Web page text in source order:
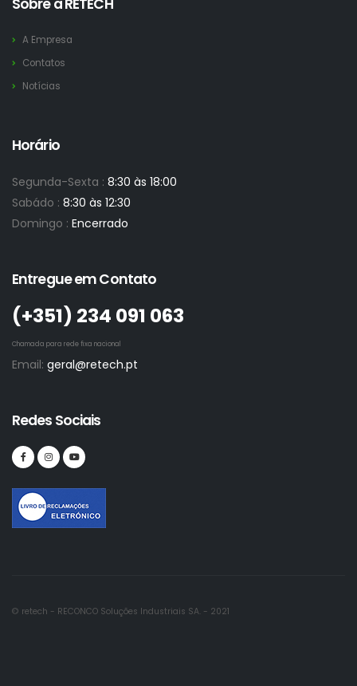
A Empresa
Contatos
Notícias
Horário
Segunda-Sexta : 8:30 às 18:00
Sabádo : 8:30 às 12:30
Domingo : Encerrado
Entregue em Contato
(+351)­ 234 091 063
Chamada para rede fixa nacional
Email: geral@retech.pt
Redes Sociais
© retech - RECONCO Soluções Industriais SA. - 2021